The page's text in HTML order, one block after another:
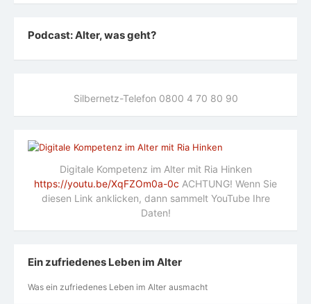
Podcast: Alter, was geht?
Silbernetz-Telefon 0800 4 70 80 90
Digitale Kompetenz im Alter mit Ria Hinken
https://youtu.be/XqFZOm0a-0c ACHTUNG! Wenn Sie
diesen Link anklicken, dann sammelt YouTube Ihre
Daten!
Ein zufriedenes Leben im Alter
Was ein zufriedenes Leben im Alter ausmacht